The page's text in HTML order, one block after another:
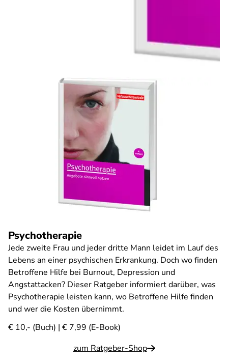
Psychotherapie
Jede zweite Frau und jeder dritte Mann leidet im Lauf des
Lebens an einer psychischen Erkrankung. Doch wo finden
Betroffene Hilfe bei Burnout, Depression und
Angstattacken? Dieser Ratgeber informiert darüber, was
Psychotherapie leisten kann, wo Betroffene Hilfe finden
und wer die Kosten übernimmt.
€ 10,- (Buch) | € 7,99 (E-Book)
zum Ratgeber-Shop